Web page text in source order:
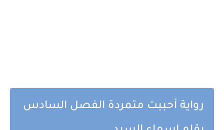
رواية أحببت متمردة الفصل السادس